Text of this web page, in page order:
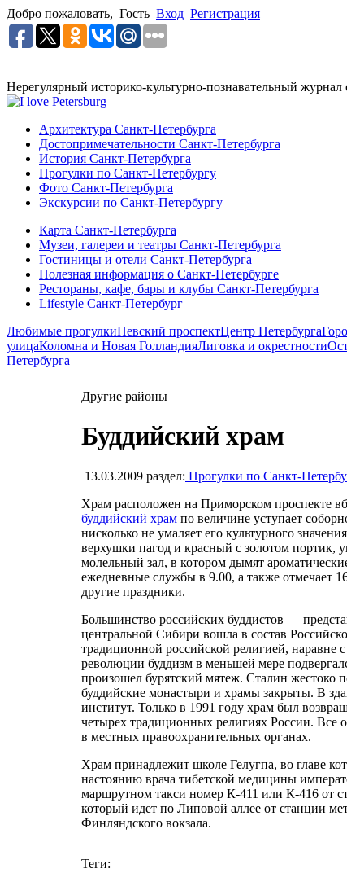
Добро пожаловать, Гость Вход Регистрация
Нерегулярный историко-культурно-познавательный журнал
Архитектура Санкт-Петербурга
Достопримечательности Санкт-Петербурга
История Санкт-Петербурга
Прогулки по Санкт-Петербургу
Фото Санкт-Петербурга
Экскурсии по Санкт-Петербургу
Карта Санкт-Петербурга
Музеи, галереи и театры Санкт-Петербурга
Гостиницы и отели Санкт-Петербурга
Полезная информация о Санкт-Петербурге
Рестораны, кафе, бары и клубы Санкт-Петербурга
Lifestyle Санкт-Петербург
Любимые прогулкиНевский проспектЦентр Петербурга
улицаКоломна и Новая ГолландияЛиговка и окрестности
Петербурга
Другие районы
Буддийский храм
13.03.2009 раздел: Прогулки по Санкт-
Храм расположен на Приморском проспекте
буддийский храм по величине уступает
нисколько не умаляет его культурного
верхушки пагод и красный с золотом
молельный зал, в котором дымят
ежедневные службы в 9.00, а также отмечает
другие праздники.
Большинство российских буддистов —
центральной Сибири вошла в состав
традиционной российской религией,
революции буддизм в меньшей мере
произошел бурятский мятеж. Сталин жестоко
буддийские монастыри и храмы закрыты. В
институт. Только в 1991 году храм был
четырех традиционных религиях России. Все
в местных правоохранительных органах.
Храм принадлежит школе Гелугпа, во главе
настоянию врача тибетской медицины
маршрутном такси номер К-411 или К-416 от
который идет по Липовой аллее от станции
Финляндского вокзала.
Теги: